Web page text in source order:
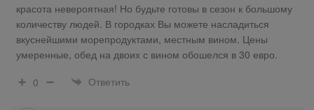
красота невероятная! Но будьте готовы в сезон к большому
количеству людей. В городках Вы можете насладиться
вкуснейшими морепродуктами, местным вином. Цены
умеренные, обед на двоих с вином обошелся в 30 евро.
0
Ответить